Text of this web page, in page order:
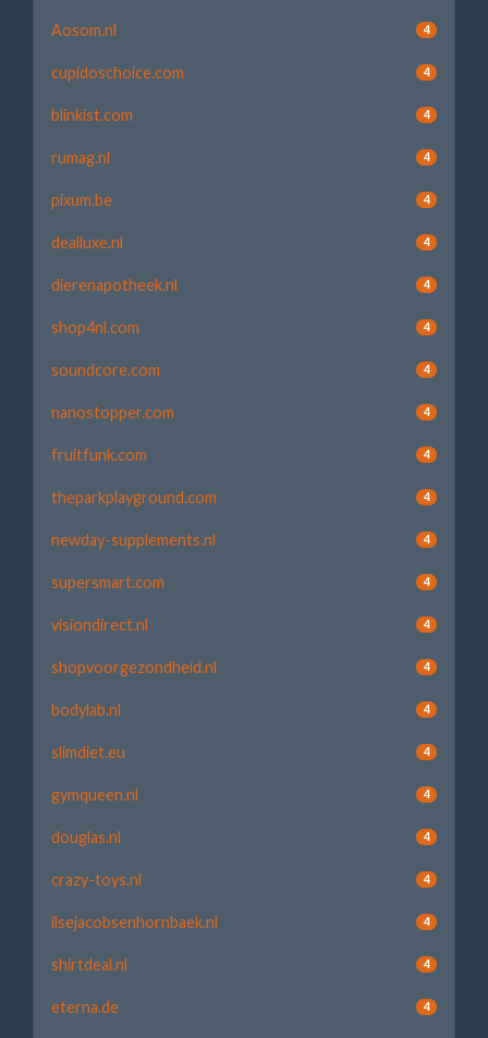
Aosom.nl 4
cupidoschoice.com 4
blinkist.com 4
rumag.nl 4
pixum.be 4
dealluxe.nl 4
dierenapotheek.nl 4
shop4nl.com 4
soundcore.com 4
nanostopper.com 4
fruitfunk.com 4
theparkplayground.com 4
newday-supplements.nl 4
supersmart.com 4
visiondirect.nl 4
shopvoorgezondheid.nl 4
bodylab.nl 4
slimdiet.eu 4
gymqueen.nl 4
douglas.nl 4
crazy-toys.nl 4
ilsejacobsenhornbaek.nl 4
shirtdeal.nl 4
eterna.de 4